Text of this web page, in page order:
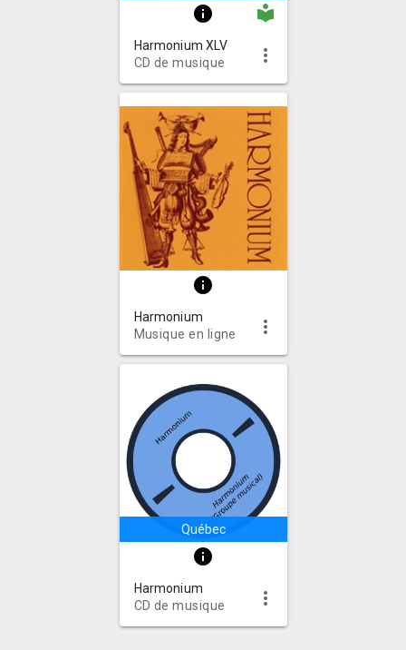
info local_library
Harmonium XLV
CD de musique
more_vert
info
Harmonium
Musique en ligne
more_vert
Québec
info
Harmonium
CD de musique
more_vert